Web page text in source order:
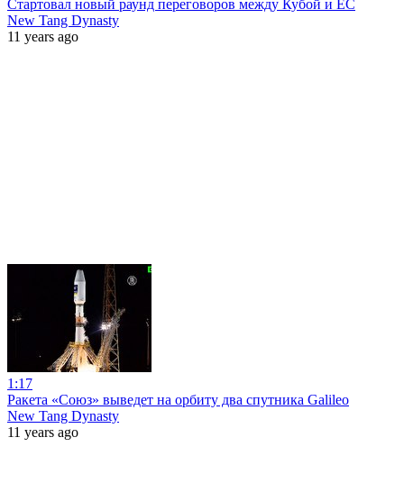
Стартовал новый раунд переговоров между Кубой и ЕС
New Tang Dynasty
11 years ago
1:17
Ракета «Союз» выведет на орбиту два спутника Galileo
New Tang Dynasty
11 years ago